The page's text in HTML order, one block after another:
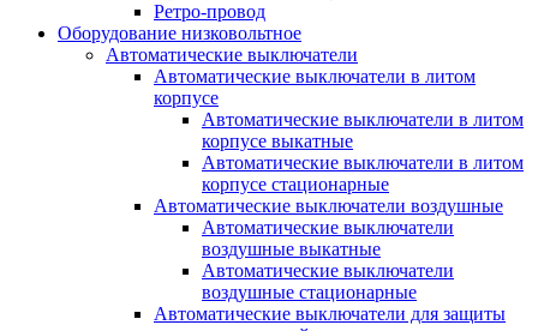
Ретро-провод
Оборудование низковольтное
Автоматические выключатели
Автоматические выключатели в литом
корпусе
Автоматические выключатели в литом
корпусе выкатные
Автоматические выключатели в литом
корпусе стационарные
Автоматические выключатели воздушные
Автоматические выключатели
воздушные выкатные
Автоматические выключатели
воздушные стационарные
Автоматические выключатели для защиты